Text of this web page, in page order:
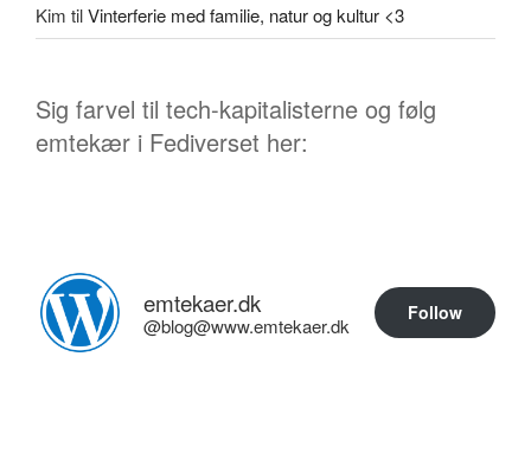
Kim tilVinterferie med familie, natur og kultur <3
Sig farvel til tech-kapitalisterne og følg
emtekær i Fediverset her:
emtekaer.dk
@blog@www.emtekaer.dk
Follow